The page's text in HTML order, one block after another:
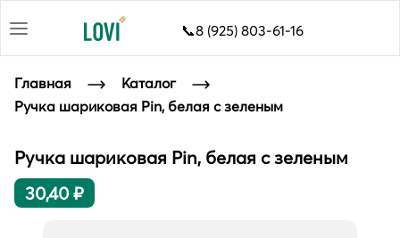
📞8 (925) 803-61-16
Главная
Каталог
Ручка шариковая Pin, белая с зеленым
Ручка шариковая Pin, белая с зеленым
30,40 ₽